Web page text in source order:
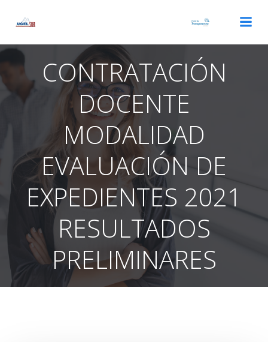
CONTRATACIÓN
DOCENTE
MODALIDAD
EVALUACIÓN DE
EXPEDIENTES 2021
RESULTADOS
PRELIMINARES